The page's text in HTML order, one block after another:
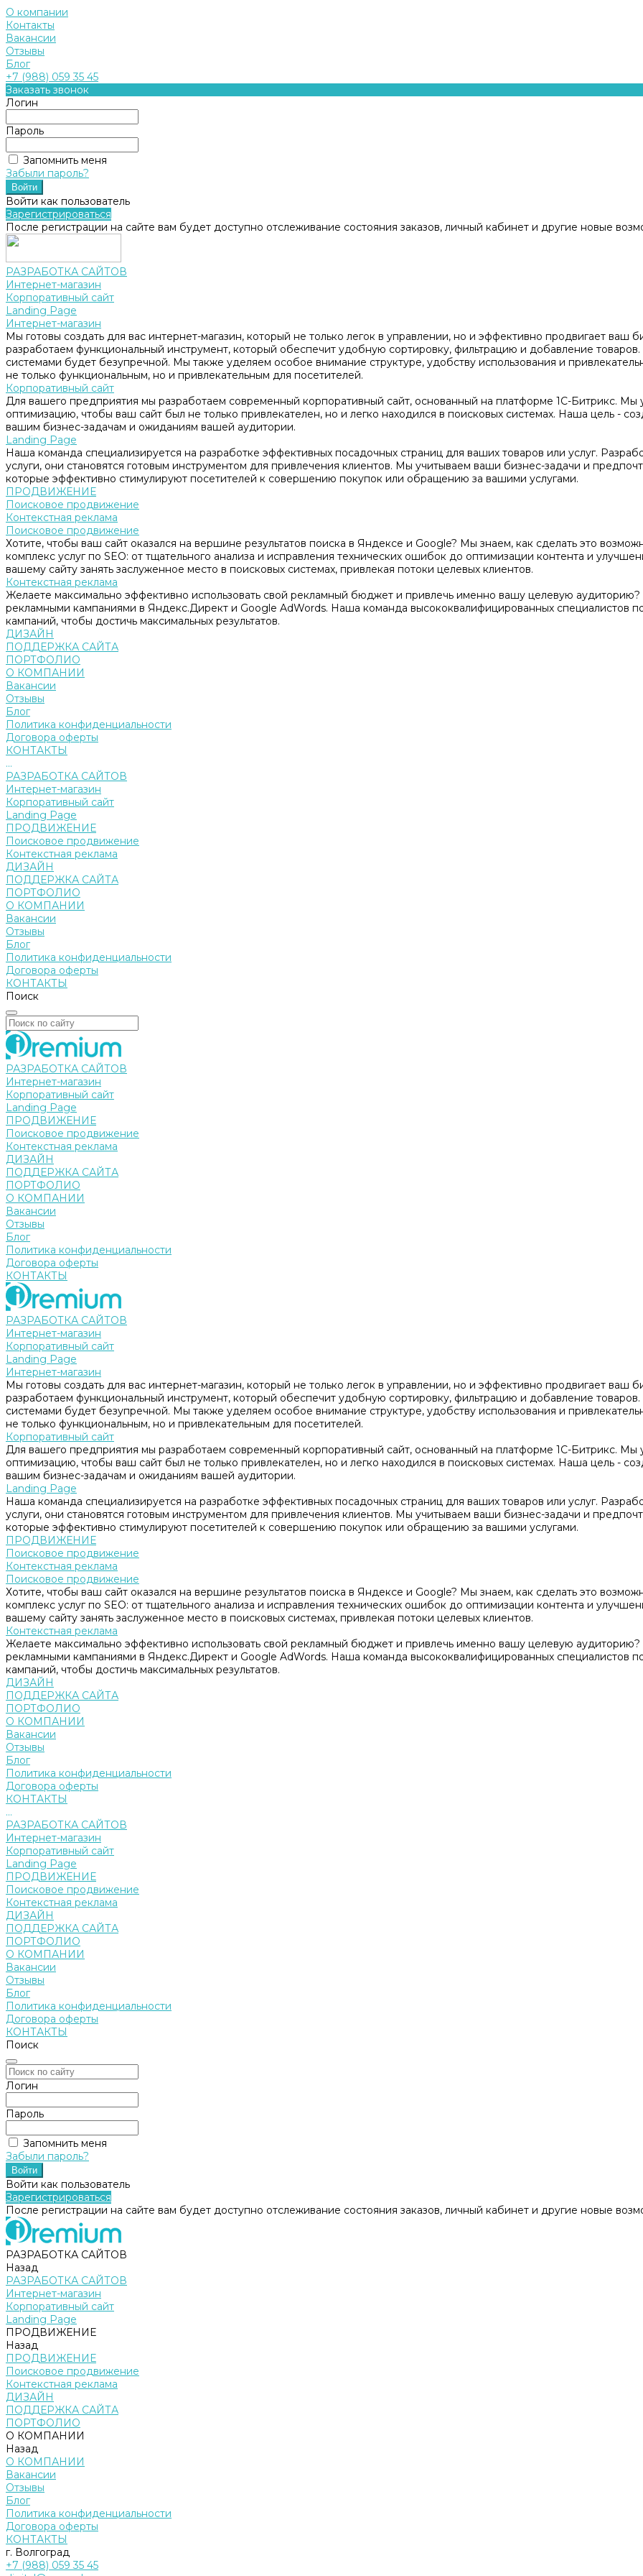
О компании
Контакты
Вакансии
Отзывы
Блог
+7 (988) 059 35 45
Заказать звонок
Логин
Пароль
Запомнить меня
Забыли пароль?
Войти как пользователь
Зарегистрироваться
После регистрации на сайте вам будет доступно отслеживание состояния заказов, личный кабинет и другие новые
РАЗРАБОТКА САЙТОВ
Интернет-магазин
Корпоративный сайт
Landing Page
Интернет-магазин
Мы готовы создать для вас интернет-магазин, который не только легок в управлении, но и эффективно продвигает ваш
разработаем функциональный инструмент, который обеспечит удобную сортировку, фильтрацию и добавление
системами будет безупречной. Мы также уделяем особое внимание структуре, удобству использования и
не только функциональным, но и привлекательным для посетителей.
Корпоративный сайт
Для вашего предприятия мы разработаем современный корпоративный сайт, основанный на платформе 1С-Битрикс. Мы
оптимизацию, чтобы ваш сайт был не только привлекателен, но и легко находился в поисковых системах. Наша цель -
вашим бизнес-задачам и ожиданиям вашей аудитории.
Landing Page
Наша команда специализируется на разработке эффективных посадочных страниц для ваших товаров или услуг.
услуги, они становятся готовым инструментом для привлечения клиентов. Мы учитываем ваши бизнес-задачи и
которые эффективно стимулируют посетителей к совершению покупок или обращению за вашими услугами.
ПРОДВИЖЕНИЕ
Поисковое продвижение
Контекстная реклама
Поисковое продвижение
Хотите, чтобы ваш сайт оказался на вершине результатов поиска в Яндексе и Google? Мы знаем, как сделать это
комплекс услуг по SEO: от тщательного анализа и исправления технических ошибок до оптимизации контента и
вашему сайту занять заслуженное место в поисковых системах, привлекая потоки целевых клиентов.
Контекстная реклама
Желаете максимально эффективно использовать свой рекламный бюджет и привлечь именно вашу целевую
рекламными кампаниями в Яндекс.Директ и Google AdWords. Наша команда высококвалифицированных специалистов
кампаний, чтобы достичь максимальных результатов.
ДИЗАЙН
ПОДДЕРЖКА САЙТА
ПОРТФОЛИО
О КОМПАНИИ
Вакансии
Отзывы
Блог
Политика конфиденциальности
Договора оферты
КОНТАКТЫ
...
РАЗРАБОТКА САЙТОВ
Интернет-магазин
Корпоративный сайт
Landing Page
ПРОДВИЖЕНИЕ
Поисковое продвижение
Контекстная реклама
ДИЗАЙН
ПОДДЕРЖКА САЙТА
ПОРТФОЛИО
О КОМПАНИИ
Вакансии
Отзывы
Блог
Политика конфиденциальности
Договора оферты
КОНТАКТЫ
Поиск
РАЗРАБОТКА САЙТОВ
Интернет-магазин
Корпоративный сайт
Landing Page
ПРОДВИЖЕНИЕ
Поисковое продвижение
Контекстная реклама
ДИЗАЙН
ПОДДЕРЖКА САЙТА
ПОРТФОЛИО
О КОМПАНИИ
Вакансии
Отзывы
Блог
Политика конфиденциальности
Договора оферты
КОНТАКТЫ
РАЗРАБОТКА САЙТОВ
Интернет-магазин
Корпоративный сайт
Landing Page
Интернет-магазин
Мы готовы создать для вас интернет-магазин, который не только легок в управлении, но и эффективно продвигает ваш
разработаем функциональный инструмент, который обеспечит удобную сортировку, фильтрацию и добавление
системами будет безупречной. Мы также уделяем особое внимание структуре, удобству использования и
не только функциональным, но и привлекательным для посетителей.
Корпоративный сайт
Для вашего предприятия мы разработаем современный корпоративный сайт, основанный на платформе 1С-Битрикс. Мы
оптимизацию, чтобы ваш сайт был не только привлекателен, но и легко находился в поисковых системах. Наша цель -
вашим бизнес-задачам и ожиданиям вашей аудитории.
Landing Page
Наша команда специализируется на разработке эффективных посадочных страниц для ваших товаров или услуг.
услуги, они становятся готовым инструментом для привлечения клиентов. Мы учитываем ваши бизнес-задачи и
которые эффективно стимулируют посетителей к совершению покупок или обращению за вашими услугами.
ПРОДВИЖЕНИЕ
Поисковое продвижение
Контекстная реклама
Поисковое продвижение
Хотите, чтобы ваш сайт оказался на вершине результатов поиска в Яндексе и Google? Мы знаем, как сделать это
комплекс услуг по SEO: от тщательного анализа и исправления технических ошибок до оптимизации контента и
вашему сайту занять заслуженное место в поисковых системах, привлекая потоки целевых клиентов.
Контекстная реклама
Желаете максимально эффективно использовать свой рекламный бюджет и привлечь именно вашу целевую
рекламными кампаниями в Яндекс.Директ и Google AdWords. Наша команда высококвалифицированных специалистов
кампаний, чтобы достичь максимальных результатов.
ДИЗАЙН
ПОДДЕРЖКА САЙТА
ПОРТФОЛИО
О КОМПАНИИ
Вакансии
Отзывы
Блог
Политика конфиденциальности
Договора оферты
КОНТАКТЫ
...
РАЗРАБОТКА САЙТОВ
Интернет-магазин
Корпоративный сайт
Landing Page
ПРОДВИЖЕНИЕ
Поисковое продвижение
Контекстная реклама
ДИЗАЙН
ПОДДЕРЖКА САЙТА
ПОРТФОЛИО
О КОМПАНИИ
Вакансии
Отзывы
Блог
Политика конфиденциальности
Договора оферты
КОНТАКТЫ
Поиск
Логин
Пароль
Запомнить меня
Забыли пароль?
Войти как пользователь
Зарегистрироваться
После регистрации на сайте вам будет доступно отслеживание состояния заказов, личный кабинет и другие новые
РАЗРАБОТКА САЙТОВ
Назад
РАЗРАБОТКА САЙТОВ
Интернет-магазин
Корпоративный сайт
Landing Page
ПРОДВИЖЕНИЕ
Назад
ПРОДВИЖЕНИЕ
Поисковое продвижение
Контекстная реклама
ДИЗАЙН
ПОДДЕРЖКА САЙТА
ПОРТФОЛИО
О КОМПАНИИ
Назад
О КОМПАНИИ
Вакансии
Отзывы
Блог
Политика конфиденциальности
Договора оферты
КОНТАКТЫ
г. Волгоград
+7 (988) 059 35 45